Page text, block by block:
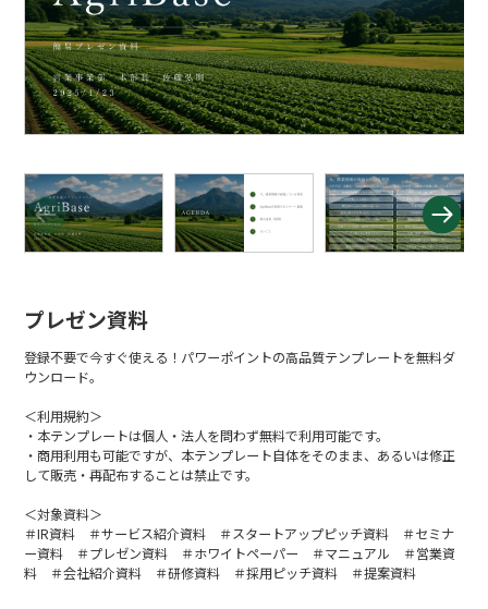
プレゼン資料
登録不要で今すぐ使える！パワーポイントの高品質テンプレートを無料ダ
ウンロード。
＜利用規約＞
・本テンプレートは個人・法人を問わず無料で利用可能です。
・商用利用も可能ですが、本テンプレート自体をそのまま、あるいは修正
して販売・再配布することは禁止です。
＜対象資料＞
＃IR資料 ＃サービス紹介資料 ＃スタートアップピッチ資料 ＃セミナ
ー資料 ＃プレゼン資料 ＃ホワイトペーパー ＃マニュアル ＃営業資
料 ＃会社紹介資料 ＃研修資料 ＃採用ピッチ資料 ＃提案資料